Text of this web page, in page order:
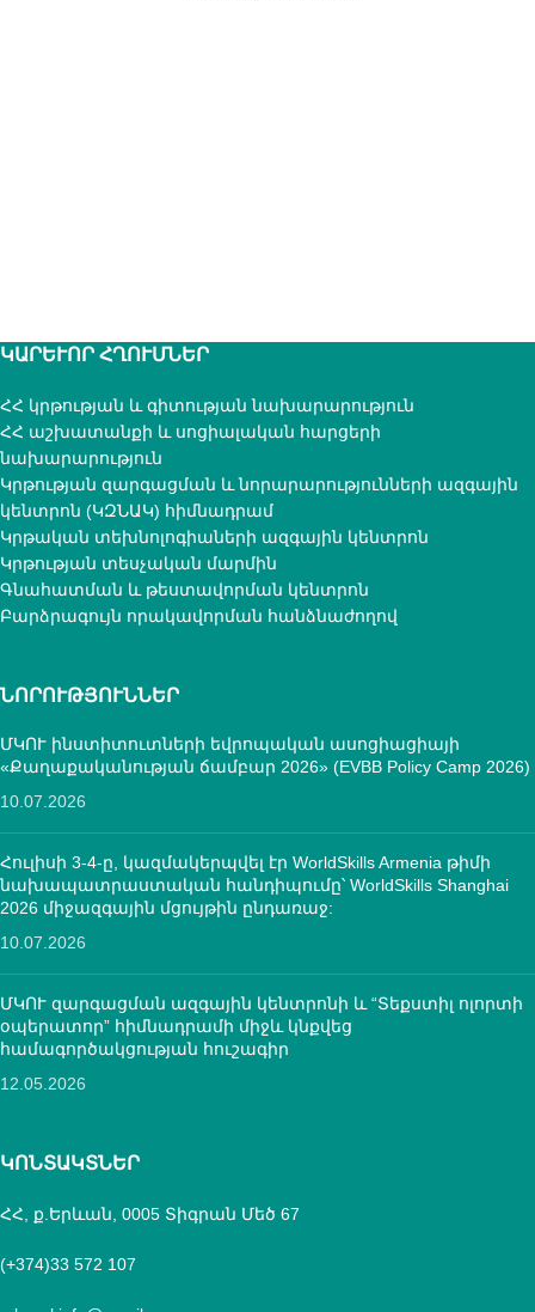
ԿԱՐԵՒՈՐ ՀՂՈՒՄՆԵՐ
ՀՀ կրթության և գիտության նախարարություն
ՀՀ աշխատանքի և սոցիալական հարցերի
նախարարություն
Կրթության զարգացման և նորարարությունների ազգային
կենտրոն (ԿԶՆԱԿ) հիմնադրամ
Կրթական տեխնոլոգիաների ազգային կենտրոն
Կրթության տեսչական մարմին
Գնահատման և թեստավորման կենտրոն
Բարձրագույն որակավորման հանձնաժողով
ՆՈՐՈՒԹՅՈՒՆՆԵՐ
ՄԿՈՒ ինստիտուտների եվրոպական ասոցիացիայի
«Քաղաքականության ճամբար 2026» (EVBB Policy Camp 2026)
10.07.2026
Հուլիսի 3-4-ը, կազմակերպվել էր WorldSkills Armenia թիմի
նախապատրաստական հանդիպումը՝ WorldSkills Shanghai
2026 միջազգային մցույթին ընդառաջ:
10.07.2026
ՄԿՈՒ զարգացման ազգային կենտրոնի և “Տեքստիլ ոլորտի
օպերատոր” հիմնադրամի միջև կնքվեց
համագործակցության հուշագիր
12.05.2026
ԿՈՆՏԱԿՏՆԵՐ
ՀՀ, ք.Երևան, 0005 Տիգրան Մեծ 67
(+374)33 572 107